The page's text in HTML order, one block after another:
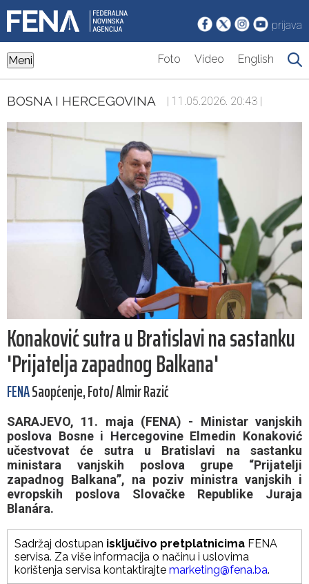
prijava
Meni Foto Video English
BOSNA I HERCEGOVINA | 11.05.2026. 20:43 |
Konaković sutra u Bratislavi na sastanku
'Prijatelja zapadnog Balkana'
FENASaopćenje, Foto/ Almir Razić
SARAJEVO, 11. maja (FENA) - Ministar vanjskih
poslova Bosne i Hercegovine Elmedin Konaković
učestvovat će sutra u Bratislavi na sastanku
ministara vanjskih poslova grupe “Prijatelji
zapadnog Balkana”, na poziv ministra vanjskih i
evropskih poslova Slovačke Republike Juraja
Blanára.
Sadržaj dostupan isključivo pretplatnicima FENA
servisa. Za više informacija o načinu i uslovima
korištenja servisa kontaktirajte marketing@fena.ba.